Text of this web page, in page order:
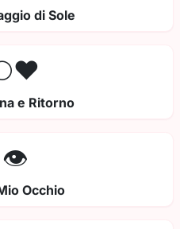
di Sole
e Ritorno
Occhio